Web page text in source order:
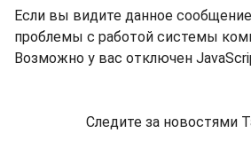
Если вы видите данное
проблемы с работой системы
Возможно у вас отключен
Следите за новостями